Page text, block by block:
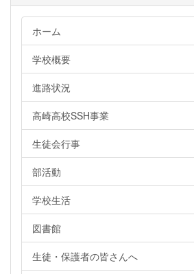
ホーム
学校概要
進路状況
高崎高校SSH事業
生徒会行事
部活動
学校生活
図書館
生徒・保護者の皆さんへ